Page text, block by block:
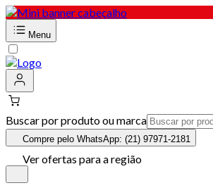
Menu
Buscar por produto ou marca
Compre pelo WhatsApp: (21) 97971-2181
Ver ofertas para a região